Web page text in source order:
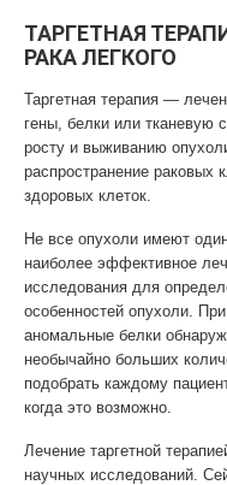
ТАРГЕТНАЯ
РАКА ЛЕГКОГО
Таргетная терапия —
гены, белки или тканевую
росту и выживанию
распространение раковых
здоровых клеток.
Не все опухоли имеют
наиболее эффективное
исследования для
особенностей опухоли.
аномальные белки
необычайно больших
подобрать каждому
когда это возможно.
Лечение таргетной
научных исследований.